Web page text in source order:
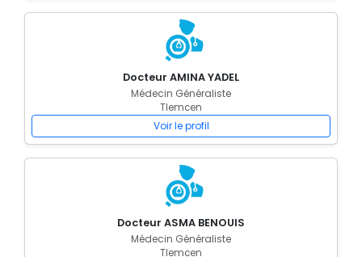
Docteur AMINA YADEL
Médecin Généraliste
Tlemcen
Voir le profil
Docteur ASMA BENOUIS
Médecin Généraliste
Tlemcen